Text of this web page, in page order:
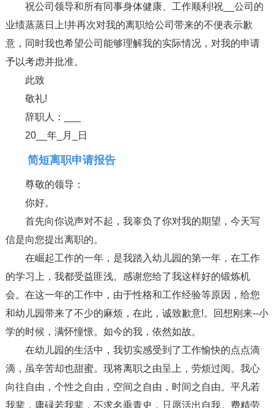
祝公司领导和所有同事身体健康、工作顺利!祝__公司的
业绩蒸蒸日上!并再次对我的离职给公司带来的不便表示歉
意，同时我也希望公司能够理解我的实际情况，对我的申请
予以考虑并批准。
此致
敬礼!
辞职人：___
20__年_月_日
简短离职申请报告
尊敬的领导：
你好。
首先向你说声对不起，我辜负了你对我的期望，今天写
信是向您提出离职的。
在崛起工作的一年，是我踏入幼儿园的第一年，在工作
的学习上，我都受益匪浅。感谢您给了我这样好的锻炼机
会。在这一年的工作中，由于性格和工作经验等原因，给您
和幼儿园带来了不少的麻烦，在此，诚致歉意!。回想刚来--小
学的时候，满怀憧憬。如今的我，依然如故。
在幼儿园的生活中，我切实感受到了工作愉快的点点滴
滴，虽辛苦却也甜蜜。现将离职之由呈上，劳烦过阅。我心
向往自由，个性之自由，空间之自由，时间之自由。平凡若
我辈，庸碌若我辈，不求名垂青史，只愿活出自我。费精劳